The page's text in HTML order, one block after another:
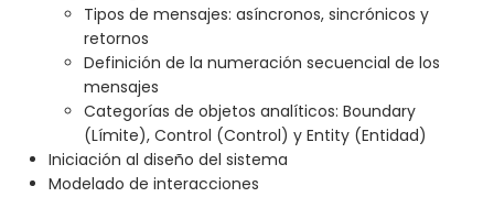
Tipos de mensajes: asíncronos, sincrónicos y
retornos
Definición de la numeración secuencial de los
mensajes
Categorías de objetos analíticos: Boundary
(Límite), Control (Control) y Entity (Entidad)
Iniciación al diseño del sistema
Modelado de interacciones